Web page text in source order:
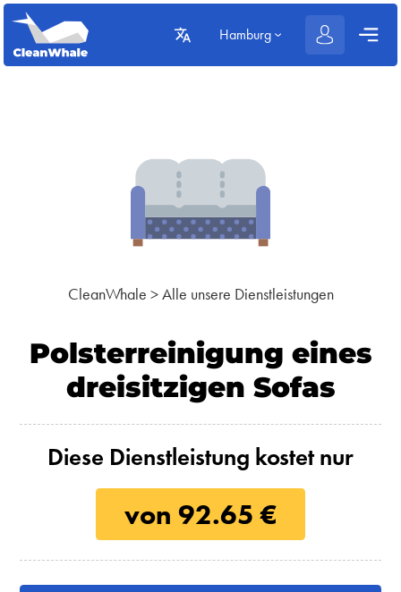
Hamburg
CleanWhale >Alle unsere Dienstleistungen
Polsterreinigung eines
dreisitzigen Sofas
Diese Dienstleistung kostet nur
von 92.65 €